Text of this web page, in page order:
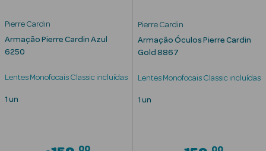
Cuidados de
Mãos
Ver Tudo
Pierre Cardin
Armação Pierre Cardin Azul
6250
Lentes Monofocais Classic incluídas
1 un
00
Pierre Cardin
Armação Óculos Pierre Cardin
Gold 8867
Lentes Monofocais Classic incluídas
1 un